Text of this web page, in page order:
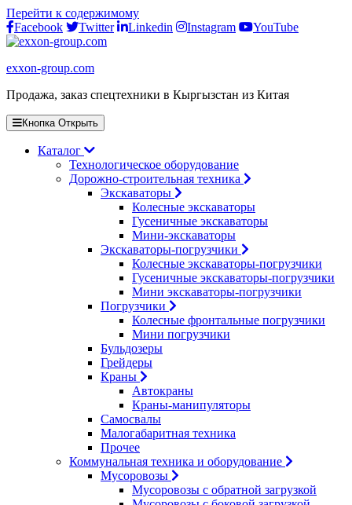
Перейти к содержимому
Facebook
Twitter Linkedin Instagram YouTube
exxon-group.com
Продажа, заказ спецтехники в Кыргызстан из Китая
Кнопка Открыть
Каталог
Технологическое оборудование
Дорожно-строительная техника
Экскаваторы
Колесные экскаваторы
Гусеничные экскаваторы
Мини-экскаваторы
Экскаваторы-погрузчики
Колесные экскаваторы-погрузчики
Гусеничные экскаваторы-погрузчики
Мини экскаваторы-погрузчики
Погрузчики
Колесные фронтальные погрузчики
Мини погрузчики
Бульдозеры
Грейдеры
Краны
Автокраны
Краны-манипуляторы
Самосвалы
Малогабаритная техника
Прочее
Коммунальная техника и оборудование
Мусоровозы
Мусоровозы с обратной загрузкой